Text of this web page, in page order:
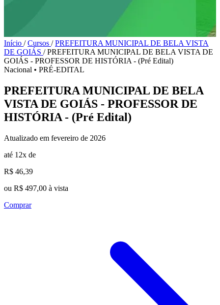
Início / Cursos / PREFEITURA MUNICIPAL DE BELA VISTA
DE GOIÁS / PREFEITURA MUNICIPAL DE BELA VISTA DE
GOIÁS - PROFESSOR DE HISTÓRIA - (Pré Edital)
Nacional • PRÉ-EDITAL
PREFEITURA MUNICIPAL DE BELA
VISTA DE GOIÁS - PROFESSOR DE
HISTÓRIA - (Pré Edital)
Atualizado em fevereiro de 2026
até 12x de
R$ 46,39
ou R$ 497,00 à vista
Comprar